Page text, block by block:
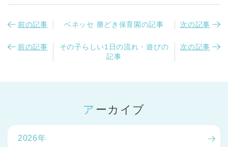
神奈川県 全域
前の記事 ベネッセ 勝どき保育園の記事 次の記事
前の記事
その子らしい1日の流れ・遊びの
記事
次の記事
アーカイブ
2026年